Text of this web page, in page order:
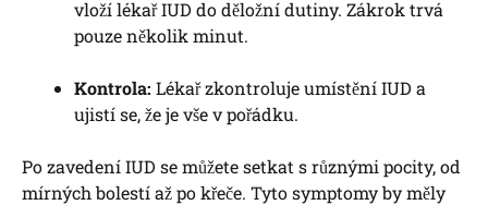
vloží lékař IUD do děložní dutiny. Zákrok trvá
pouze několik minut.
Kontrola: Lékař zkontroluje umístění IUD a
ujistí se, že je vše v pořádku.
Po zavedení IUD se můžete setkat s různými pocity, od
mírných bolestí až po křeče. Tyto symptomy by měly